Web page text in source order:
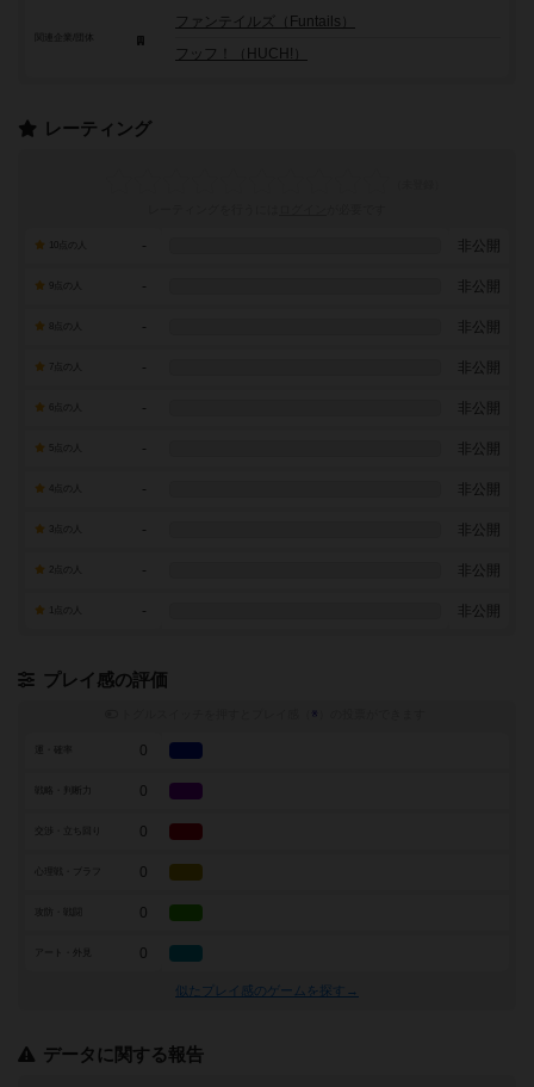
ファンテイルズ（Funtails）
フッフ！（HUCH!）
レーティング
- 非公開
- 非公開
- 非公開
7点の人 - 非公開
- 非公開
- 非公開
- 非公開
- 非公開
- 非公開
- 非公開
プレイ感の評価
※
0
戦略・判断力 0
0
0
0
アート・外見 0
似たプレイ感のゲームを探す→
データに関する報告